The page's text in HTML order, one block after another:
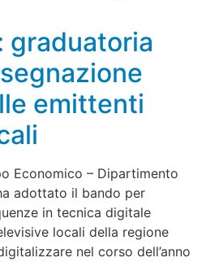
graduatoria
emittenti
Economico – Dipartimento
adottato il bando per
in tecnica digitale
locali della regione
nel corso dell’anno